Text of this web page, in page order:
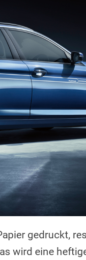
gedruckt,
wird eine